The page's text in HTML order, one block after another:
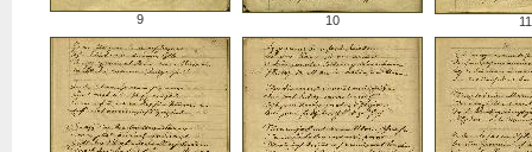
9 10 11